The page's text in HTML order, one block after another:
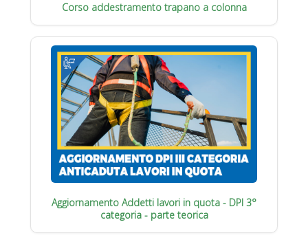
Corso addestramento trapano a colonna
Aggiornamento Addetti lavori in quota - DPI 3°
categoria - parte teorica